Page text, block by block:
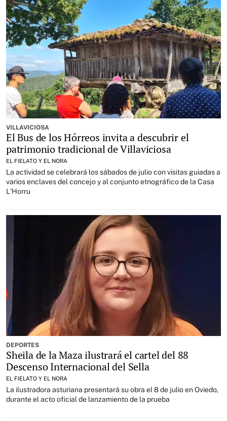
VILLAVICIOSA
El Bus de los Hórreos invita a descubrir el
patrimonio tradicional de Villaviciosa
EL FIELATO Y EL NORA
La actividad se celebrará los sábados de julio con visitas guiadas a
varios enclaves del concejo y al conjunto etnográfico de la Casa
L'Horru
DEPORTES
Sheila de la Maza ilustrará el cartel del 88
Descenso Internacional del Sella
EL FIELATO Y EL NORA
La ilustradora asturiana presentará su obra el 8 de julio en Oviedo,
durante el acto oficial de lanzamiento de la prueba